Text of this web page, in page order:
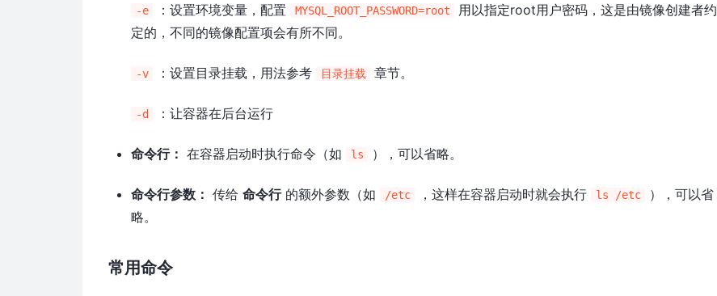
-e ：设置环境变量，配置 MYSQL_ROOT_PASSWORD=root
用以指定root用户密码，这是由镜像创建者约
定的，不同的镜像配置项会有所不同。
-v ：设置目录挂载，用法参考 目录挂载 章节。
-d ：让容器在后台运行
命令行： 在容器启动时执行命令（如 ls ），可以省略。
命令行参数： 传给命令行的额外参数（如 /etc ，这样在容器启动时就会执行 ls /etc
），可以省
略。
常用命令